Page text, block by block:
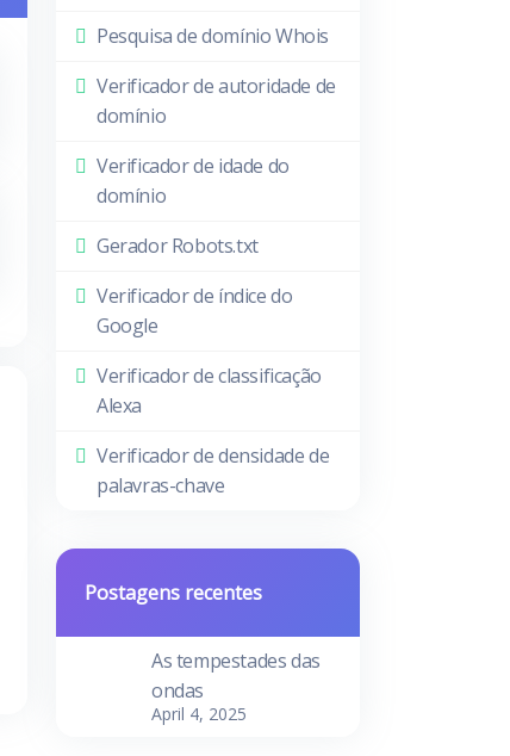
Pesquisa de domínio Whois
Verificador de autoridade de
domínio
Verificador de idade do
domínio
Gerador Robots.txt
Verificador de índice do
Google
Verificador de classificação
Alexa
Verificador de densidade de
palavras-chave
Postagens recentes
As tempestades das
ondas
April 4, 2025